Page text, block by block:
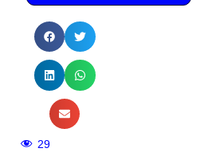
29